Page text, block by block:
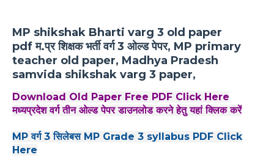
MP shikshak Bharti varg 3 old paper
pdfम.प्र शिक्षक भर्ती वर्ग 3 ओल्ड पेपर, MP primary
teacher old paper, Madhya Pradesh
samvida shikshak varg 3 paper,
Download Old Paper Free PDF Click Here
मध्यप्रदेश वर्ग तीन ओल्ड पेपर डाउनलोड करने हेतु यहां क्लिक करें
MP वर्ग 3 सिलेबस MP Grade 3 syllabus PDF Click
Here